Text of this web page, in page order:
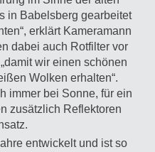
in Babelsberg gearbeitet
erklärt Kameramann
dabei auch Rotfilter vor
wir einen schönen
Wolken erhalten“.
immer bei Sonne, für ein
zusätzlich Reflektoren
entwickelt und ist so